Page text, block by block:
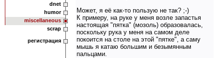
dnet
humor
miscellaneous
scrap
регистрация
Может, я её как-то пользую не так? ;-)
К примеру, на руке у меня возле запастья
настоящая "пятка" (мозоль) образовалась,
поскольку рука у меня на самом деле
покоится на столе на этой "пятке", а саму
мышь я катаю большим и безымянным
пальцами.